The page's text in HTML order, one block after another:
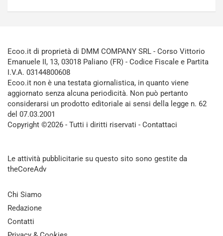
Ecoo.it di proprietà di DMM COMPANY SRL - Corso Vittorio
Emanuele II, 13, 03018 Paliano (FR) - Codice Fiscale e Partita
I.V.A. 03144800608
Ecoo.it non è una testata giornalistica, in quanto viene
aggiornato senza alcuna periodicità. Non può pertanto
considerarsi un prodotto editoriale ai sensi della legge n. 62
del 07.03.2001
Copyright ©2026 - Tutti i diritti riservati - Contattaci
Le attività pubblicitarie su questo sito sono gestite da
theCoreAdv
Chi Siamo
Redazione
Contatti